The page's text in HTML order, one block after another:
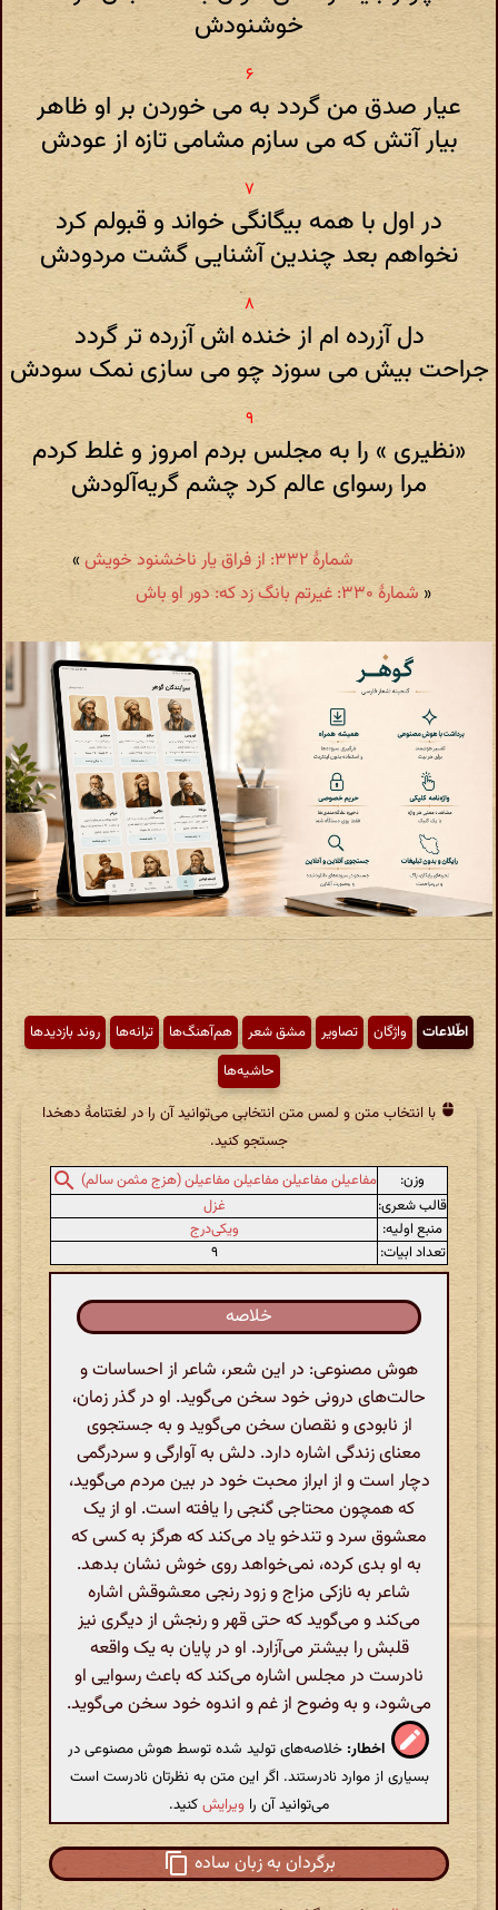
خوشنودش
عیار صدق من گردد به می خوردن بر او ظاهر
بیار آتش که می سازم مشامی تازه از عودش
در اول با همه بیگانگی خواند و قبولم کرد
نخواهم بعد چندین آشنایی گشت مردودش
دل آزرده ام از خنده اش آزرده تر گردد
جراحت بیش می سوزد چو می سازی نمک سودش
«نظیری » را به مجلس بردم امروز و غلط کردم
مرا رسوای عالم کرد چشم گریه‌آلودش
شمارهٔ ۳۳۲: از فراق یار ناخشنود خویش
»
« شمارهٔ ۳۳۰: غیرتم بانگ زد که: دور او باش
اطّلاعات واژگان تصاویر مشق شعر هم‌آهنگ‌ها ترانه‌ها
روند بازدیدها
حاشیه‌ها
با انتخاب متن و لمس متن انتخابی می‌توانید آن را در لغتنامهٔ دهخدا
جستجو کنید.
وزن:
مفاعیلن مفاعیلن مفاعیلن مفاعیلن (هزج مثمن سالم)
قالب شعری:
غزل
منبع اولیه:
ویکی‌درج
تعداد ابیات:
۹
خلاصه
هوش مصنوعی: در این شعر، شاعر از احساسات و
حالت‌های درونی خود سخن می‌گوید. او در گذر زمان،
از نابودی و نقصان سخن می‌گوید و به جستجوی
معنای زندگی اشاره دارد. دلش به آوارگی و سردرگمی
دچار است و از ابراز محبت خود در بین مردم می‌گوید،
که همچون محتاجی گنجی را یافته است. او از یک
معشوق سرد و تندخو یاد می‌کند که هرگز به کسی که
به او بدی کرده، نمی‌خواهد روی خوش نشان بدهد.
شاعر به نازکی مزاج و زود رنجی معشوقش اشاره
می‌کند و می‌گوید که حتی قهر و رنجش از دیگری نیز
قلبش را بیشتر می‌آزارد. او در پایان به یک واقعه
نادرست در مجلس اشاره می‌کند که باعث رسوایی او
می‌شود، و به وضوح از غم و اندوه خود سخن می‌گوید.
اخطار: خلاصه‌های تولید شده توسط هوش مصنوعی در
بسیاری از موارد نادرستند. اگر این متن به نظرتان نادرست است
می‌توانید آن را ویرایشکنید.
برگردان به زبان ساده